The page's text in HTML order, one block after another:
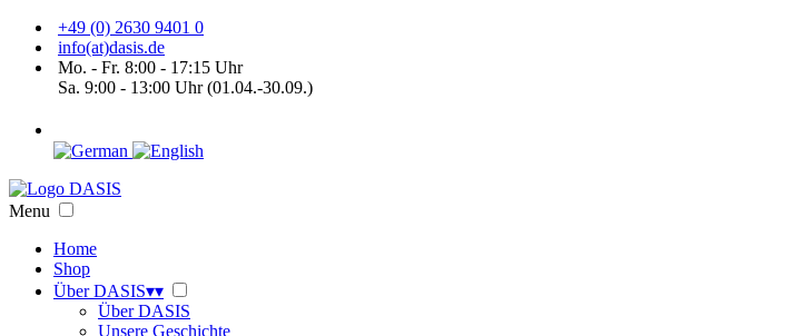
+49 (0) 2630 9401 0
info(at)dasis.de
Mo. - Fr. 8:00 - 17:15 Uhr
Sa. 9:00 - 13:00 Uhr (01.04.-30.09.)
Menu
Home
Shop
Über DASIS▾▾
Über DASIS
Unsere Geschichte